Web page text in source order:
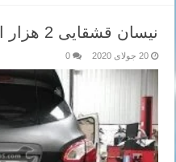
نیسان قشقایی 2 هزار اسبی!
20 جولای 2020 0